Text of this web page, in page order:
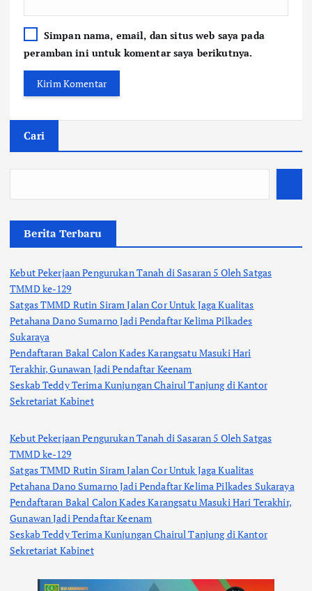
Simpan nama, email, dan situs web saya pada
peramban ini untuk komentar saya berikutnya.
Cari
Berita Terbaru
Kebut Pekerjaan Pengurukan Tanah di Sasaran 5 Oleh Satgas
TMMD ke-129
Satgas TMMD Rutin Siram Jalan Cor Untuk Jaga Kualitas
Petahana Dano Sumarno Jadi Pendaftar Kelima Pilkades
Sukaraya
Pendaftaran Bakal Calon Kades Karangsatu Masuki Hari
Terakhir, Gunawan Jadi Pendaftar Keenam
Seskab Teddy Terima Kunjungan Chairul Tanjung di Kantor
Sekretariat Kabinet
Kebut Pekerjaan Pengurukan Tanah di Sasaran 5 Oleh Satgas
TMMD ke-129
Satgas TMMD Rutin Siram Jalan Cor Untuk Jaga Kualitas
Petahana Dano Sumarno Jadi Pendaftar Kelima Pilkades Sukaraya
Pendaftaran Bakal Calon Kades Karangsatu Masuki Hari Terakhir,
Gunawan Jadi Pendaftar Keenam
Seskab Teddy Terima Kunjungan Chairul Tanjung di Kantor
Sekretariat Kabinet